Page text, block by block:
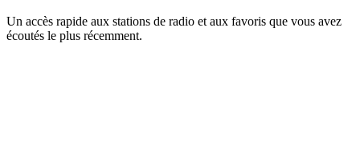
Un accès rapide aux stations de radio et aux favoris que vous avez
écoutés le plus récemment.